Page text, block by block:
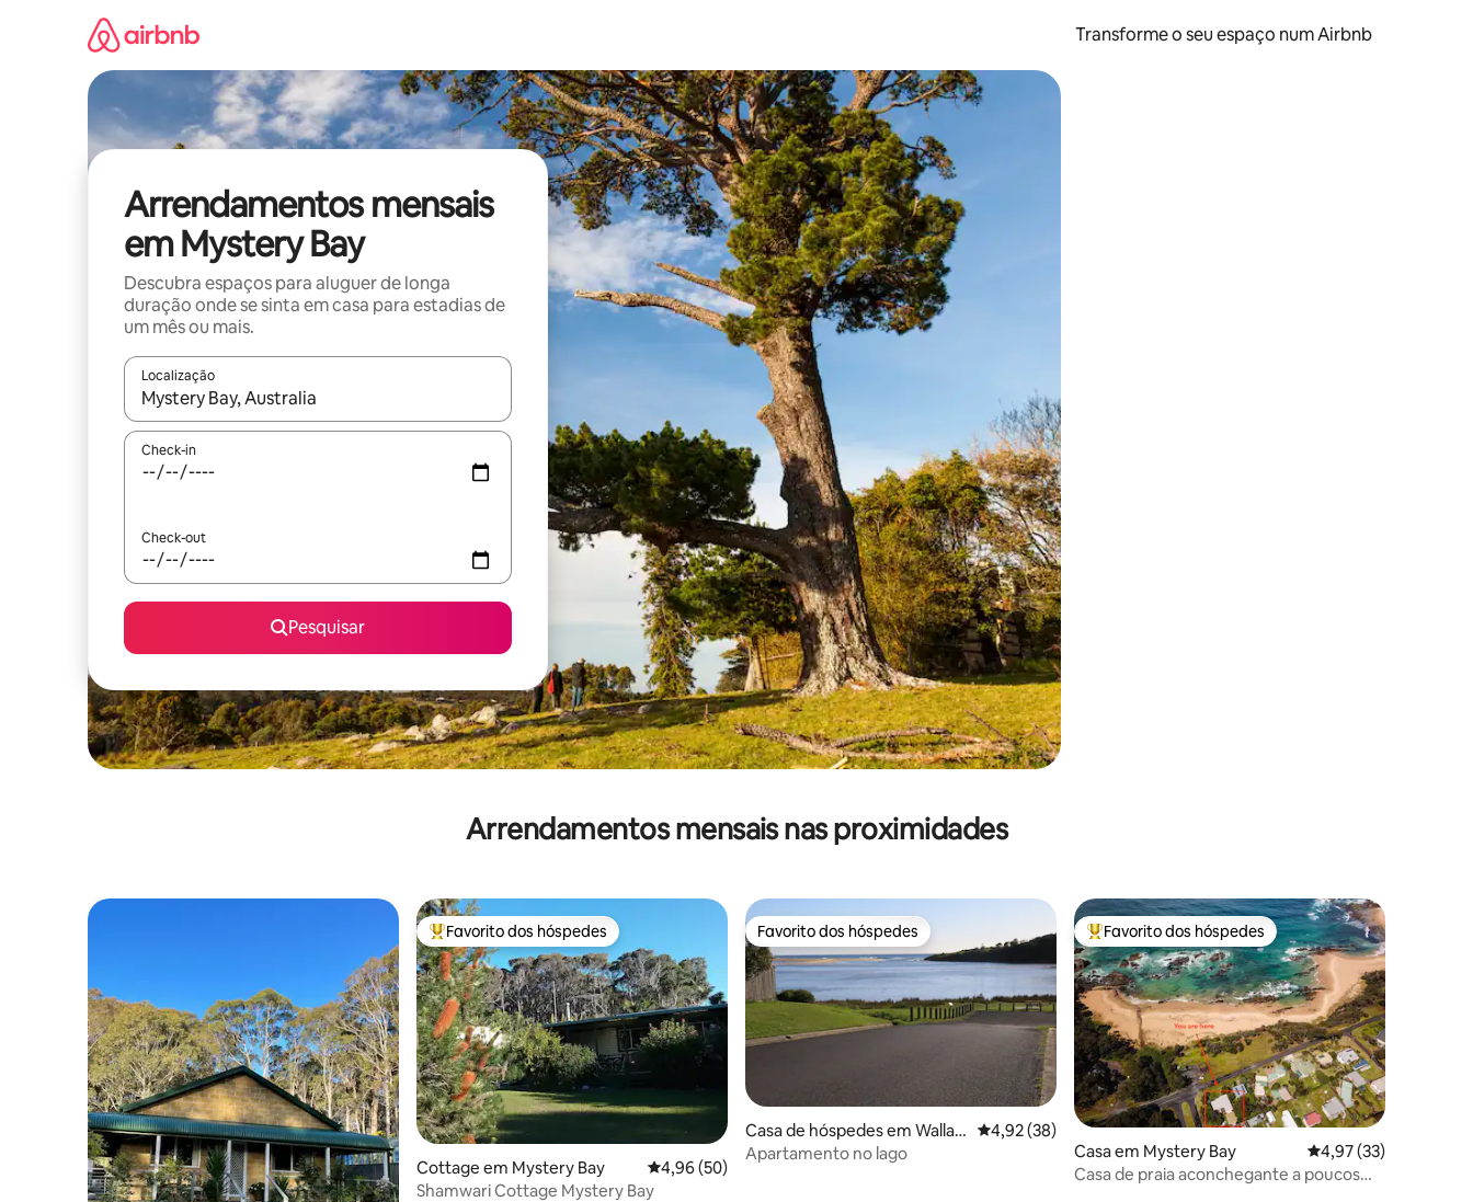
Transforme o seu espaço num Airbnb
Arrendamentos mensais
em Mystery Bay
Descubra espaços para aluguer de longa
duração onde se sinta em casa para estadias de
um mês ou mais.
Localização
Quando os resultados estiverem disponíveis, navegue com as teclas de seta para cima e para baixo ou explore com gestos de toque ou deslize.
Check-in
Check-out
Pesquisar
Arrendamentos mensais nas proximidades
Favoritos dos hóspedes mais apreciados
Favorito dos hóspedes
Cottage em Mystery Bay Classificação média de 4,96 em 5 estrelas, 50avaliações
4,96 (50)
Shamwari Cottage Mystery Bay
Favorito dos hóspedes
Favorito dos hóspedes
Casa de hóspedes em Wallag
a Lake
Classificação média de 4,92 em 5 estrelas, 38avaliações
4,92 (38)
Apartamento no lago
Favoritos dos hóspedes mais apreciados
Favorito dos hóspedes
Casa em Mystery Bay Classificação média
4,97 (33)
Casa de praia aconchegante a poucos